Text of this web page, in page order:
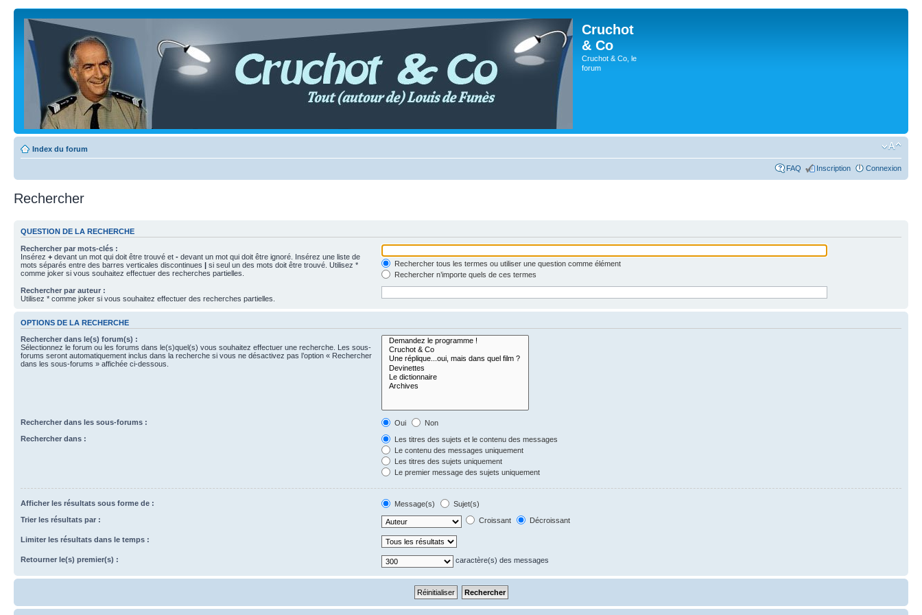
Cruchot
& Co
Cruchot & Co, le
forum
Index du forum
FAQ Inscription Connexion
Rechercher
QUESTION DE LA RECHERCHE
Rechercher par mots-clés :
Insérez + devant un mot qui doit être trouvé et - devant un mot qui doit être ignoré. Insérez une liste de
mots séparés entre des barres verticales discontinues | si seul un des mots doit être trouvé. Utilisez *
comme joker si vous souhaitez effectuer des recherches partielles.
Rechercher tous les termes ou utiliser une question comme élément
Rechercher n’importe quels de ces termes
Rechercher par auteur :
Utilisez * comme joker si vous souhaitez effectuer des recherches partielles.
OPTIONS DE LA RECHERCHE
Rechercher dans le(s) forum(s) :
Sélectionnez le forum ou les forums dans le(s)quel(s) vous souhaitez effectuer une recherche. Les sous-
forums seront automatiquement inclus dans la recherche si vous ne désactivez pas l’option « Rechercher
dans les sous-forums » affichée ci-dessous.
Rechercher dans les sous-forums : Oui
Non
Rechercher dans :
Les titres des sujets et le contenu des messages
Le contenu des messages uniquement
Les titres des sujets uniquement
Le premier message des sujets uniquement
Afficher les résultats sous forme de : Message(s)
Sujet(s)
Trier les résultats par :
Croissant Décroissant
Limiter les résultats dans le temps :
Retourner le(s) premier(s) : caractère(s) des messages